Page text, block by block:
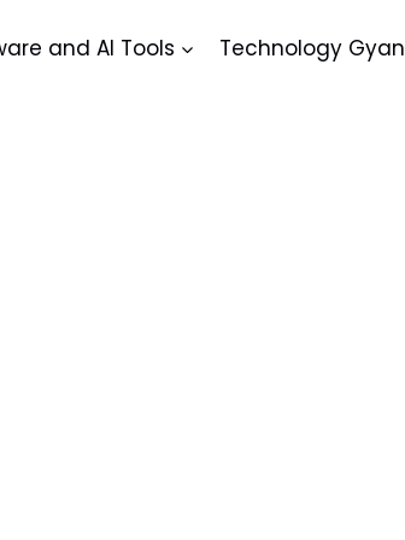
and AI Tools Technology Gyan